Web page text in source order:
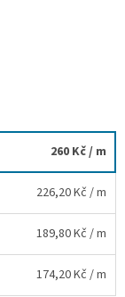
260 Kč/ m
226,20 Kč / m
189,80 Kč / m
174,20 Kč / m